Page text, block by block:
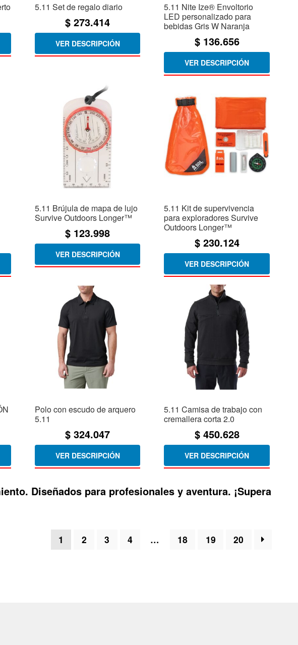
5.11 Set de regalo diario
$ 273.414
VER DESCRIPCIÓN
5.11 Nite Ize® Envoltorio
LED personalizado para
bebidas Gris W Naranja
$136.656
VER DESCRIPCIÓN
5.11 Brújula de mapa de lujo
Survive Outdoors Longer™
$ 123.998
VER DESCRIPCIÓN
5.11 Kit de supervivencia
para exploradores Survive
Outdoors Longer™
$230.124
VER DESCRIPCIÓN
Polo con escudo de arquero
5.11
$ 324.047
VER DESCRIPCIÓN
5.11 Camisa de trabajo con
cremallera corta 2.0
$450.628
VER DESCRIPCIÓN
Diseñados para profesionales y aventura. ¡Supera
1 2 3 4 … 18 19 20